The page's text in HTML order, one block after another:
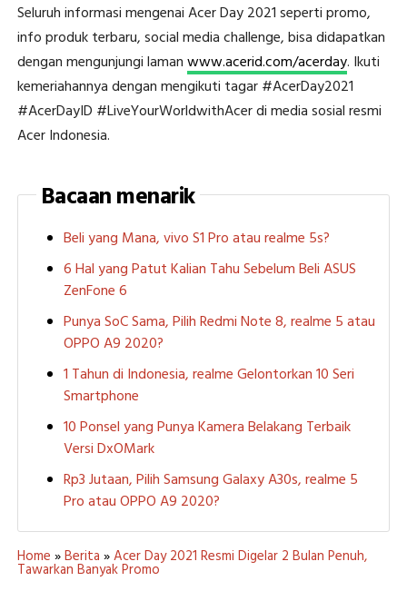
Seluruh informasi mengenai Acer Day 2021 seperti promo,
info produk terbaru, social media challenge, bisa didapatkan
dengan mengunjungi lamanwww.acerid.com/acerday. Ikuti
kemeriahannya dengan mengikuti tagar #AcerDay2021
#AcerDayID #LiveYourWorldwithAcer di media sosial resmi
Acer Indonesia.
Bacaan menarik
Beli yang Mana, vivo S1 Pro atau realme 5s?
6 Hal yang Patut Kalian Tahu Sebelum Beli ASUS
ZenFone 6
Punya SoC Sama, Pilih Redmi Note 8, realme 5 atau
OPPO A9 2020?
1 Tahun di Indonesia, realme Gelontorkan 10 Seri
Smartphone
10 Ponsel yang Punya Kamera Belakang Terbaik
Versi DxOMark
Rp3 Jutaan, Pilih Samsung Galaxy A30s, realme 5
Pro atau OPPO A9 2020?
Home »Berita »Acer Day 2021 Resmi Digelar 2 Bulan Penuh,
Tawarkan Banyak Promo